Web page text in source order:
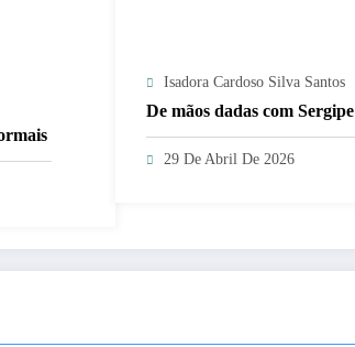
Isadora Cardoso Silva Santos
De mãos dadas com Sergipe
29 De Abril De 2026